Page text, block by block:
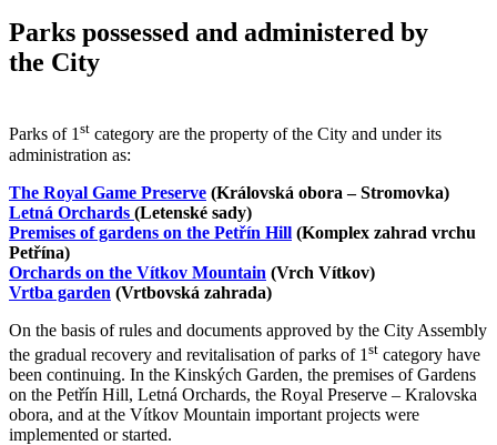
Parks possessed and administered by
the City
Parks of 1st category are the property of the City and under its
administration as:
The Royal Game Preserve (Královská obora – Stromovka)
Letná Orchards (Letenské sady)
Premises of gardens on the Petřín Hill (Komplex zahrad vrchu
Petřína)
Orchards on the Vítkov Mountain (Vrch Vítkov)
Vrtba garden (Vrtbovská zahrada)
On the basis of rules and documents approved by the City Assembly
the gradual recovery and revitalisation of parks of 1 st category have
been continuing. In the Kinských Garden, the premises of Gardens
on the Petřín Hill, Letná Orchards, the Royal Preserve – Kralovska
obora, and at the Vítkov Mountain important projects were
implemented or started.